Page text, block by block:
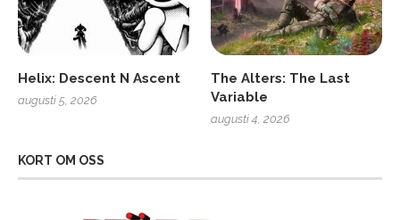
Helix: Descent N Ascent
augusti 5, 2026
The Alters: The Last
Variable
augusti 4, 2026
KORT OM OSS